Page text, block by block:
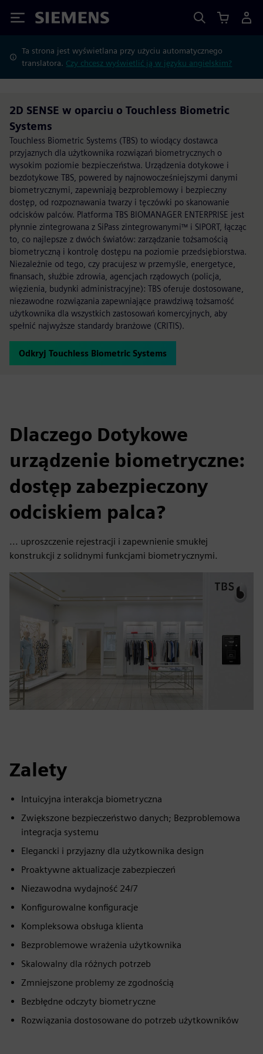
Siemens
Ta strona jest wyświetlana przy użyciu automatycznego
translatora. Czy chcesz wyświetlić ją w języku angielskim?
2D SENSE w oparciu o Touchless Biometric
Systems
Touchless Biometric Systems (TBS) to wiodący dostawca
przyjaznych dla użytkownika rozwiązań biometrycznych o
wysokim poziomie bezpieczeństwa. Urządzenia dotykowe i
bezdotykowe TBS, powered by najnowocześniejszymi danymi
biometrycznymi, zapewniają bezproblemowy i bezpieczny
dostęp, od rozpoznawania twarzy i tęczówki po skanowanie
odcisków palców. Platforma TBS BIOMANAGER ENTERPRISE jest
płynnie zintegrowana z SiPass zintegrowanymi™ i SIPORT, łącząc
to, co najlepsze z dwóch światów: zarządzanie tożsamością
biometryczną i kontrolę dostępu na poziomie przedsiębiorstwa.
Niezależnie od tego, czy pracujesz w przemyśle, energetyce,
finansach, służbie zdrowia, agencjach rządowych (policja,
więzienia, budynki administracyjne): TBS oferuje dostosowane,
niezawodne rozwiązania zapewniające prawdziwą tożsamość
użytkownika dla wszystkich zastosowań komercyjnych, aby
spełnić najwyższe standardy branżowe (CRITIS).
Odkryj Touchless Biometric Systems
Dlaczego Dotykowe
urządzenie biometryczne:
dostęp zabezpieczony
odciskiem palca?
... uproszczenie rejestracji i zapewnienie smukłej
konstrukcji z solidnymi funkcjami biometrycznymi.
Zalety
Intuicyjna interakcja biometryczna
Zwiększone bezpieczeństwo danych; Bezproblemowa
integracja systemu
Elegancki i przyjazny dla użytkownika design
Proaktywne aktualizacje zabezpieczeń
Niezawodna wydajność 24/7
Konfigurowalne konfiguracje
Kompleksowa obsługa klienta
Bezproblemowe wrażenia użytkownika
Skalowalny dla różnych potrzeb
Zmniejszone problemy ze zgodnością
Bezbłędne odczyty biometryczne
Rozwiązania dostosowane do potrzeb użytkowników